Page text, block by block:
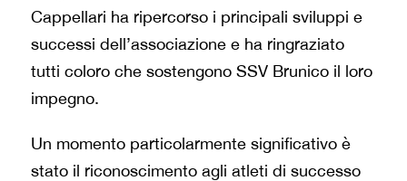
Cappellari ha ripercorso i principali sviluppi e
successi dell’associazione e ha ringraziato
tutti coloro che sostengono SSV Brunico il loro
impegno.
Un momento particolarmente significativo è
stato il riconoscimento agli atleti di successo